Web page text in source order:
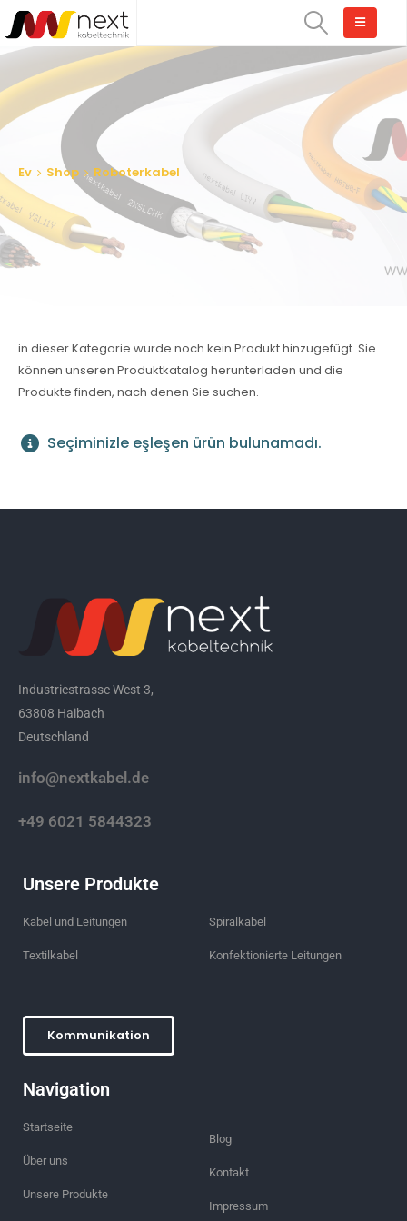
Ev Shop Roboterkabel
in dieser Kategorie wurde noch kein Produkt hinzugefügt. Sie
können unseren Produktkatalog herunterladen und die
Produkte finden, nach denen Sie suchen.
Seçiminizle eşleşen ürün bulunamadı.
Industriestrasse West 3,
63808 Haibach
Deutschland
info@nextkabel.de
+49 6021 5844323
Unsere Produkte
Kabel und Leitungen
Textilkabel
Spiralkabel
Konfektionierte Leitungen
Kommunikation
Navigation
Startseite
Über uns
Unsere Produkte
Blog
Kontakt
Impressum